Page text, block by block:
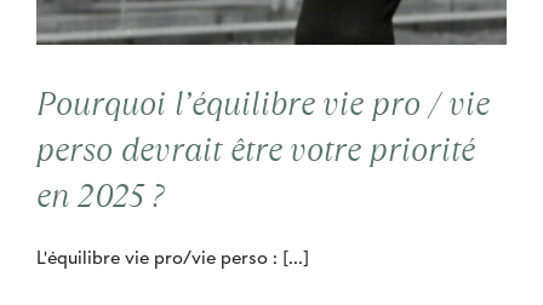
Contact
Cooptation
Pourquoi l’équilibre vie pro / vie
perso devrait être votre priorité
en 2025 ?
L'équilibre vie pro/vie perso : [...]